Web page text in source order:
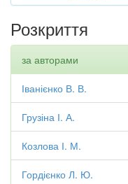
Розкриття
за авторами
Іванієнко В. В.
Грузіна І. А.
Козлова І. М.
Гордієнко Л. Ю.